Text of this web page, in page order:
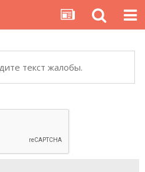
текст жалобы.